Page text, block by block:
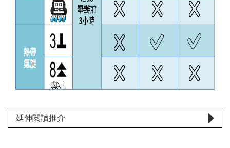
延伸閲讀推介